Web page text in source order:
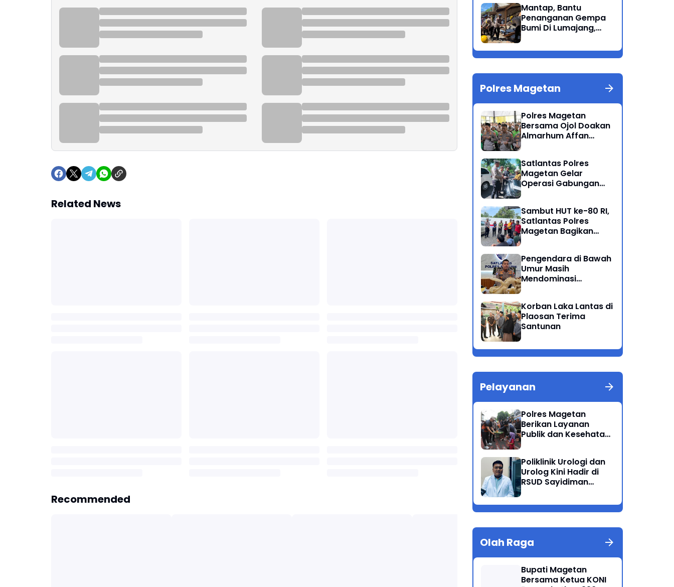
Related News
Recommended
Dikalangan
Masyarakat Magetan
Mantap, Bantu
Penanganan Gempa
Bumi Di Lumajang,
berikan bantuan
Polres Magetan
Polres Magetan
Bersama Ojol Doakan
Almarhum Affan
Rasa di Jakarta
Satlantas Polres
Magetan Gelar
Operasi Gabungan
Sambut HUT ke-80 RI,
Satlantas Polres
Magetan Bagikan
Pengendara di Bawah
Umur Masih
Mendominasi
Korban Laka Lantas di
Plaosan Terima
Santunan
Pelayanan
Polres Magetan
Berikan Layanan
Publik dan Kesehatan
Poliklinik Urologi dan
Urolog Kini Hadir di
RSUD Sayidiman
Olah Raga
Bupati Magetan
Bersama Ketua KONI